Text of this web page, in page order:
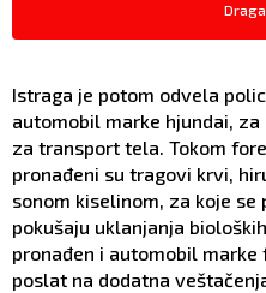
Istraga je potom odvela
automobil marke hjundai,
za transport tela. Tokom
pronađeni su tragovi krvi,
sonom kiselinom, za koje
pokušaju uklanjanja
pronađen i automobil
poslat na dodatna